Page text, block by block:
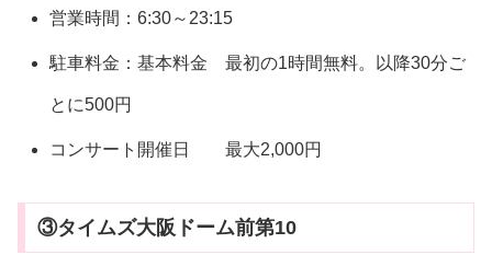
営業時間：6:30～23:15
駐車料金：基本料金 最初の1時間無料。以降30分ご
とに500円
コンサート開催日 最大2,000円
③タイムズ大阪ドーム前第10